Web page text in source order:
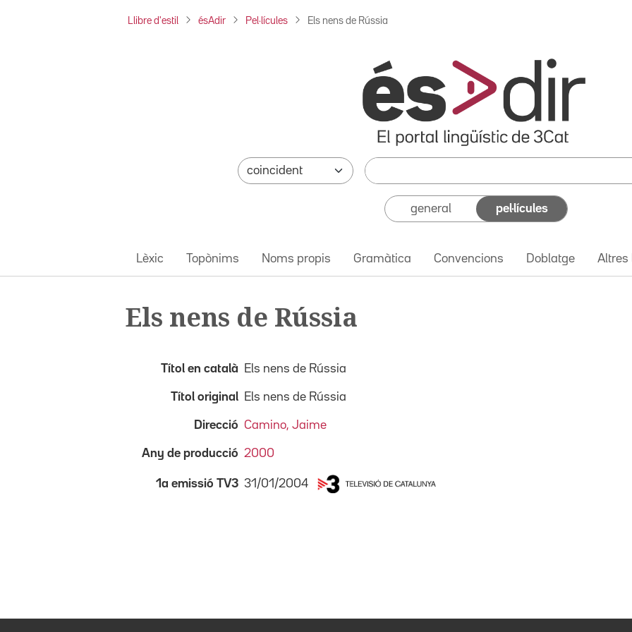
Llibre d'estil ésAdir Pel·lícules Els nens de Rússia
general pel·lícules
Lèxic Topònims Noms propis Gramàtica Convencions Doblatge Altres
Els nens de Rússia
Títol en català Els nens de Rússia
Títol original Els nens de Rússia
Direcció Camino, Jaime
Any de producció 2000
1a emissió TV3 31/01/2004